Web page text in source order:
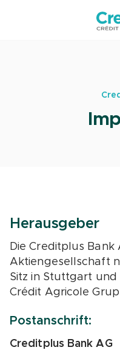
Herausgeber
Die Creditplus Bank
Aktiengesellschaft
Sitz in Stuttgart
Crédit Agricole
Postanschrift:
Creditplus Bank AG